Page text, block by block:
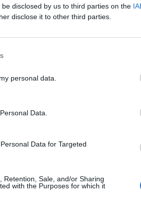
disclosed by us to third parties on the
disclose it to other third parties.
personal data.
Data.
Data for Targeted
Retention, Sale, and/or Sharing
with the Purposes for which it
kasmet reikia vis daugiau,
prasme, vartoti atsakingai tampa